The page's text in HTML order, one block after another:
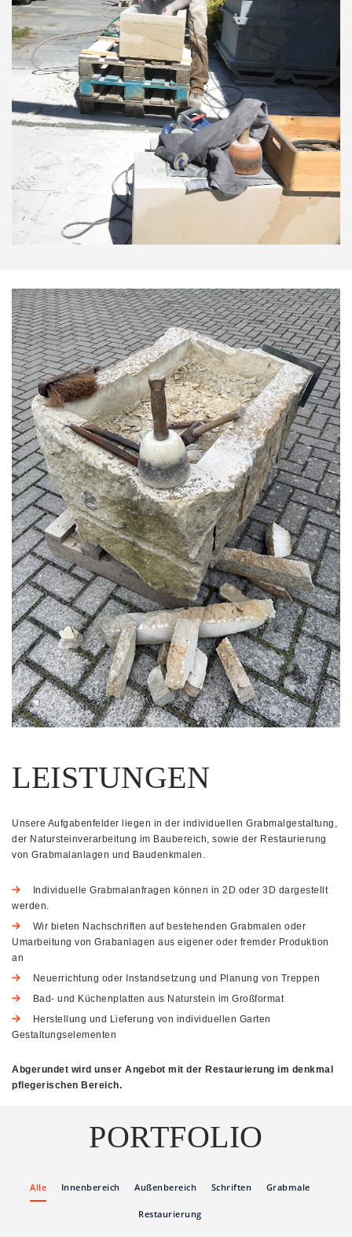
LEISTUNGEN
Unsere Aufgabenfelder liegen in der individuellen Grabmalgestaltung,
der Natursteinverarbeitung im Baubereich, sowie der Restaurierung
von Grabmalanlagen und Baudenkmalen.
Individuelle Grabmalanfragen können in 2D oder 3D dargestellt
werden.
Wir bieten Nachschriften auf bestehenden Grabmalen oder
Umarbeitung von Grabanlagen aus eigener oder fremder Produktion
an
Neuerrichtung oder Instandsetzung und Planung von Treppen
Bad- und Küchenplatten aus Naturstein im Großformat
Herstellung und Lieferung von individuellen Garten
Gestaltungselementen
Abgerundet wird unser Angebot mit der Restaurierung im denkmal
pflegerischen Bereich.
PORTFOLIO
Alle Innenbereich Außenbereich Schriften Grabmale
Restaurierung